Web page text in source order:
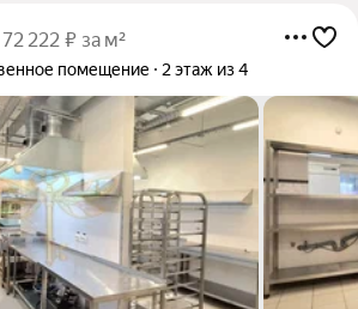
72 222 ₽ за м²
помещение 2 этаж из 4